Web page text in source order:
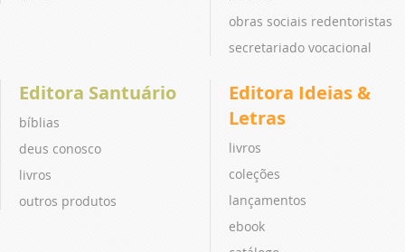
obras sociais redentoristas
secretariado vocacional
Editora Santuário
bíblias
deus conosco
livros
outros produtos
Editora Ideias &
Letras
livros
coleções
lançamentos
ebook